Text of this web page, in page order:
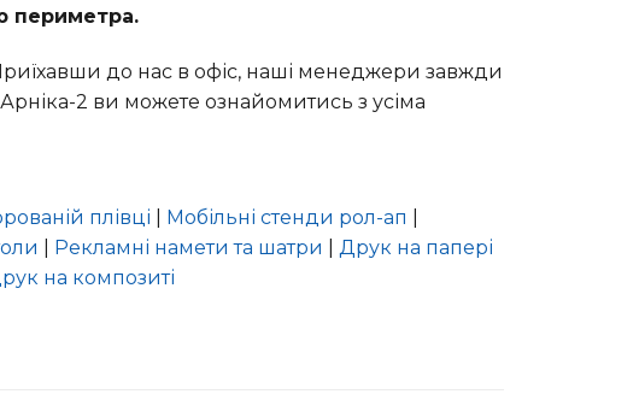
периметра.
до нас в офіс, наші менеджери завжди
2 ви можете ознайомитись з усіма
плівці Мобільні стенди рол-ап
Рекламні намети та шатри
Друк на папері
на композиті